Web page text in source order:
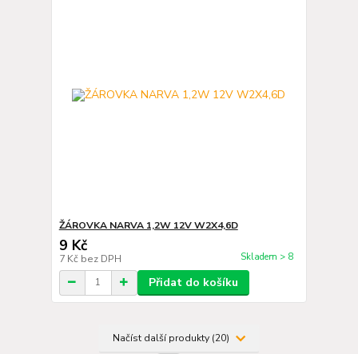
ŽÁROVKA NARVA 1,2W 12V W2X4,6D
9 Kč
7 Kč bez DPH Skladem > 8
Přidat do košíku
Načíst další produkty (20)